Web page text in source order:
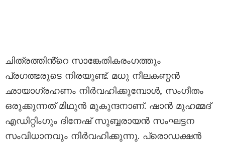
ചിത്രത്തിൻ്റെ സാങ്കേതികരംഗത്തും
പ്രഗത്ഭരുടെ നിരയുണ്ട്. മധു നീലകണ്ഠൻ
ഛായാഗ്രഹണം നിർവഹിക്കുമ്പോൾ, സംഗീതം
ഒരുക്കുന്നത് മിഥുൻ മുകുന്ദനാണ്. ഷാൻ മുഹമ്മദ്
എഡിറ്റിംഗും ദിനേഷ് സുബ്ബരായൻ സംഘട്ടന
സംവിധാനവും നിർവഹിക്കുന്നു. പ്രൊഡക്ഷൻ